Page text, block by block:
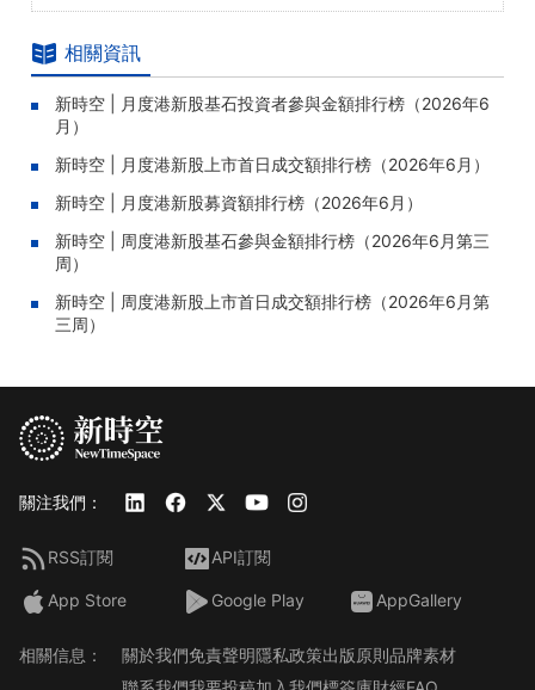
相關資訊
新時空 | 月度港新股基石投資者參與金額排行榜（2026年6
月）
新時空 | 月度港新股上市首日成交額排行榜（2026年6月）
新時空 | 月度港新股募資額排行榜（2026年6月）
新時空 | 周度港新股基石參與金額排行榜（2026年6月第三
周）
新時空 | 周度港新股上市首日成交額排行榜（2026年6月第
三周）
關注我們：
RSS訂閱 API訂閱
App Store Google Play AppGallery
相關信息： 關於我們免責聲明隱私政策出版原則品牌素材